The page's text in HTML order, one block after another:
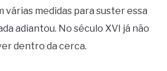
medidas para suster essa
adiantou. No século XVI já não
dentro da cerca.